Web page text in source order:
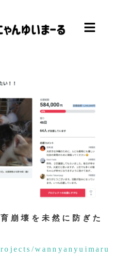
崩壊を未然に防ぎた
wannyanyuimaru